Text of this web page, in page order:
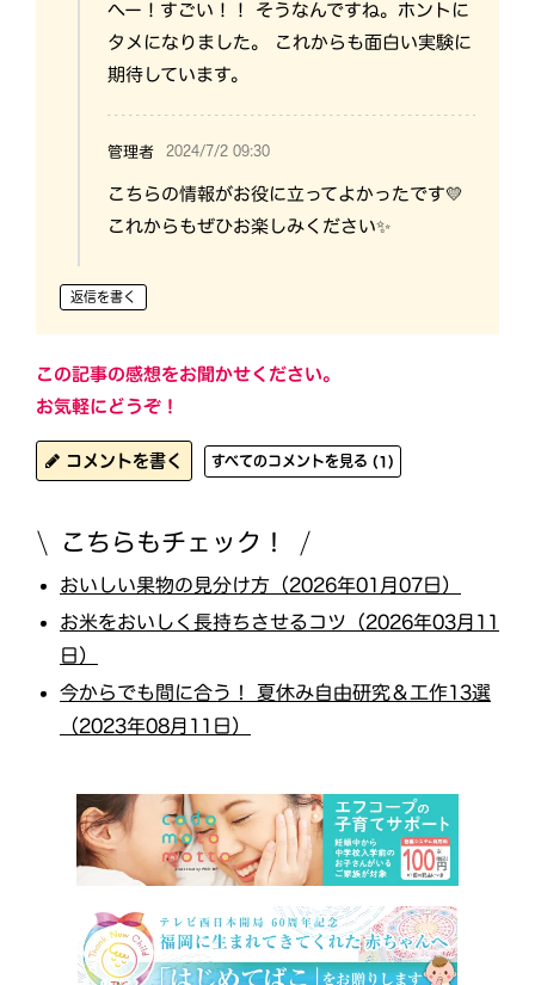
へー！すごい！！ そうなんですね。ホントに
タメになりました。 これからも面白い実験に
期待しています。
管理者 2024/7/2 09:30
こちらの情報がお役に立ってよかったです💛
これからもぜひお楽しみください✨
返信を書く
この記事の感想をお聞かせください。
お気軽にどうぞ！
コメントを書く すべてのコメントを見る (1)
こちらもチェック！
おいしい果物の見分け方（2026年01月07日）
お米をおいしく長持ちさせるコツ（2026年03月11
日）
今からでも間に合う！ 夏休み自由研究＆工作13選
（2023年08月11日）